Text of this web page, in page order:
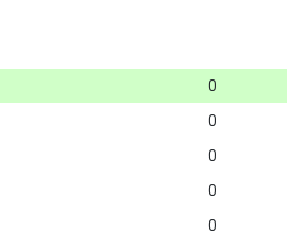
0
0
0
0
0